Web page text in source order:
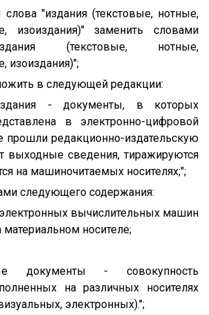
"издания (текстовые, нотные,
изоиздания)" заменить словами
(текстовые, нотные,
изоиздания)";
в следующей редакции:
- документы, в которых
в электронно-цифровой
редакционно-издательскую
выходные сведения, тиражируются
на машиночитаемых носителях;";
следующего содержания:
вычислительных машин
носителе;
документы - совокупность
на различных носителях
электронных).";